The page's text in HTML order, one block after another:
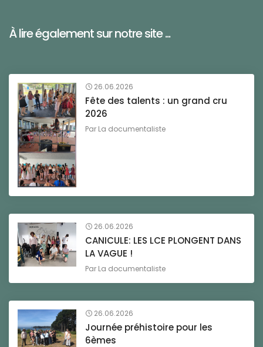
À lire également sur notre site ...
26.06.2026
Fête des talents : un grand cru
2026
Par La documentaliste
26.06.2026
CANICULE: LES LCE PLONGENT DANS
LA VAGUE !
Par La documentaliste
26.06.2026
Journée préhistoire pour les
6èmes